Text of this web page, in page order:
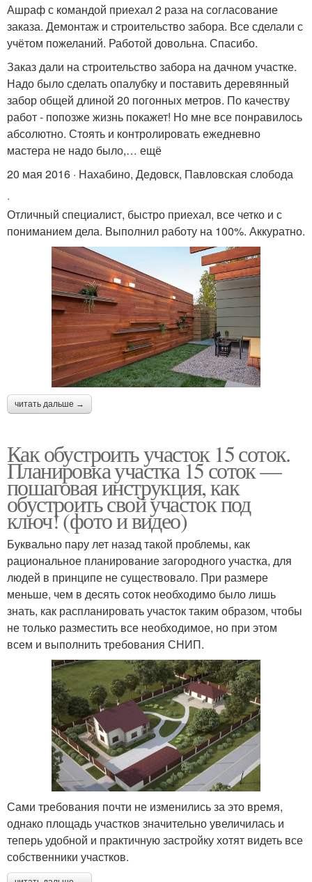
Ашраф с командой приехал 2 раза на согласование
заказа. Демонтаж и строительство забора. Все сделали с
учётом пожеланий. Работой довольна. Спасибо.
Заказ дали на строительство забора на дачном участке.
Надо было сделать опалубку и поставить деревянный
забор общей длиной 20 погонных метров. По качеству
работ - попозже жизнь покажет! Но мне все понравилось
абсолютно. Стоять и контролировать ежедневно
мастера не надо было,… ещё
20 мая 2016 · Нахабино, Дедовск, Павловская слобода
·
Отличный специалист, быстро приехал, все четко и с
пониманием дела. Выполнил работу на 100%. Аккуратно.
читать дальше →
Как обустроить участок 15 соток.
Планировка участка 15 соток —
пошаговая инструкция, как
обустроить свой участок под
ключ! (фото и видео)
Буквально пару лет назад такой проблемы, как
рациональное планирование загородного участка, для
людей в принципе не существовало. При размере
меньше, чем в десять соток необходимо было лишь
знать, как распланировать участок таким образом, чтобы
не только разместить все необходимое, но при этом
всем и выполнить требования СНИП.
Сами требования почти не изменились за это время,
однако площадь участков значительно увеличилась и
теперь удобной и практичную застройку хотят видеть все
собственники участков.